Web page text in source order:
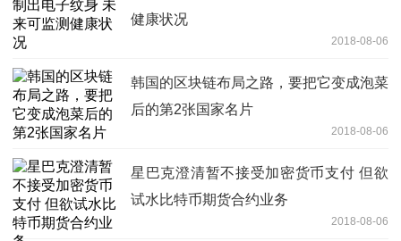
健康状况
2018-08-06
韩国的区块链布局之路，要把它变成泡菜
后的第2张国家名片
2018-08-06
星巴克澄清暂不接受加密货币支付 但欲
试水比特币期货合约业务
2018-08-06